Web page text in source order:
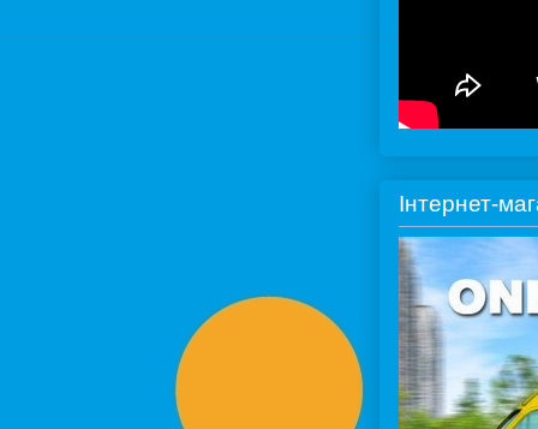
Інтернет-